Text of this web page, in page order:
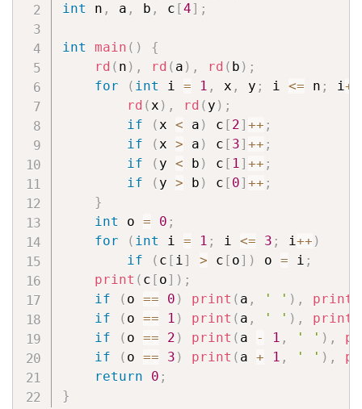
int n , a , b , c [4] ;
int main ( )
{
rd ( n ) , rd ( a ) , rd ( b ) ;
for
( int i = 1 , x , y ; i <= n ; i++
rd (x ) , rd ( y ) ;
if
(x < a ) c [ 2] ++ ;
if
(x > a ) c [ 3] ++ ;
if
( y < b ) c [ 1] ++ ;
if
( y > b ) c [ 0] ++ ;
}
int o = 0 ;
for
( int i = 1 ; i <= 3 ; i++ )
if
( c [ i] > c [ o] ) o = i ;
print ( c [ o] ) ;
if
( o == 0 ) print ( a , ' ' ) , print
if
( o == 1 ) print ( a , ' ' ) , print
if
( o == 2 ) print ( a - 1 , ' ' ) ,
if
( o == 3 ) print ( a + 1 , ' ' ) ,
return
0 ;
}